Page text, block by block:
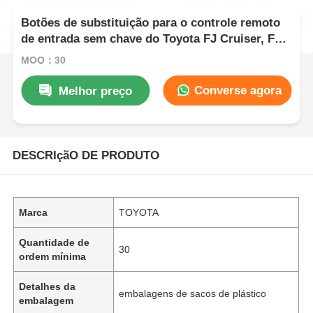
Botões de substituição para o controle remoto
de entrada sem chave do Toyota FJ Cruiser, FCC
ID HYQ12BBT 314MHz
MOQ：30
Melhor preço Converse agora
DESCRIçãO DE PRODUTO
Marca TOYOTA
Quantidade de
ordem mínima
30
Detalhes da
embalagem
embalagens de sacos de plástico